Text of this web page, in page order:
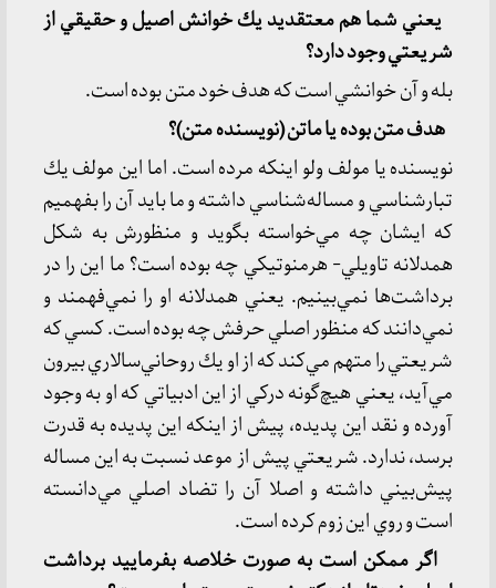
يعني شما هم معتقديد يك خوانش اصيل و حقيقي از
شريعتي وجود دارد؟
بله و آن خوانشي است كه هدف خود متن بوده است.
هدف متن بوده يا ماتن (نويسنده متن)؟
نويسنده يا مولف ولو اينكه مرده است. اما اين مولف يك
تبارشناسي و مساله‌شناسي داشته و ما بايد آن را بفهميم
كه ايشان چه مي‌خواسته بگويد و منظورش به شكل
همدلانه تاويلي- هرمنوتيكي چه بوده است؟ ما اين را در
برداشت‌ها نمي‌بينيم. يعني همدلانه او را نمي‌فهمند و
نمي‌دانند كه منظور اصلي حرفش چه بوده است. كسي كه
شريعتي را متهم مي‌كند كه از او يك روحاني‌سالاري بيرون
مي‌آيد، يعني هيچ‌گونه دركي از اين ادبياتي كه او به وجود
آورده و نقد اين پديده، پيش از اينكه اين پديده به قدرت
برسد، ندارد. شريعتي پيش از موعد نسبت به اين مساله
پيش‌بيني داشته و اصلا آن را تضاد اصلي مي‌دانسته
است و روي اين زوم كرده است.
اگر ممكن است به صورت خلاصه بفرماييد برداشت